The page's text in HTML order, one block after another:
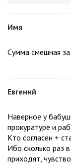
Имя
Сумма смешная
Евгений
Наверное у
прокуратуре и
Кто согласен +
Ибо сколько раз
приходят,